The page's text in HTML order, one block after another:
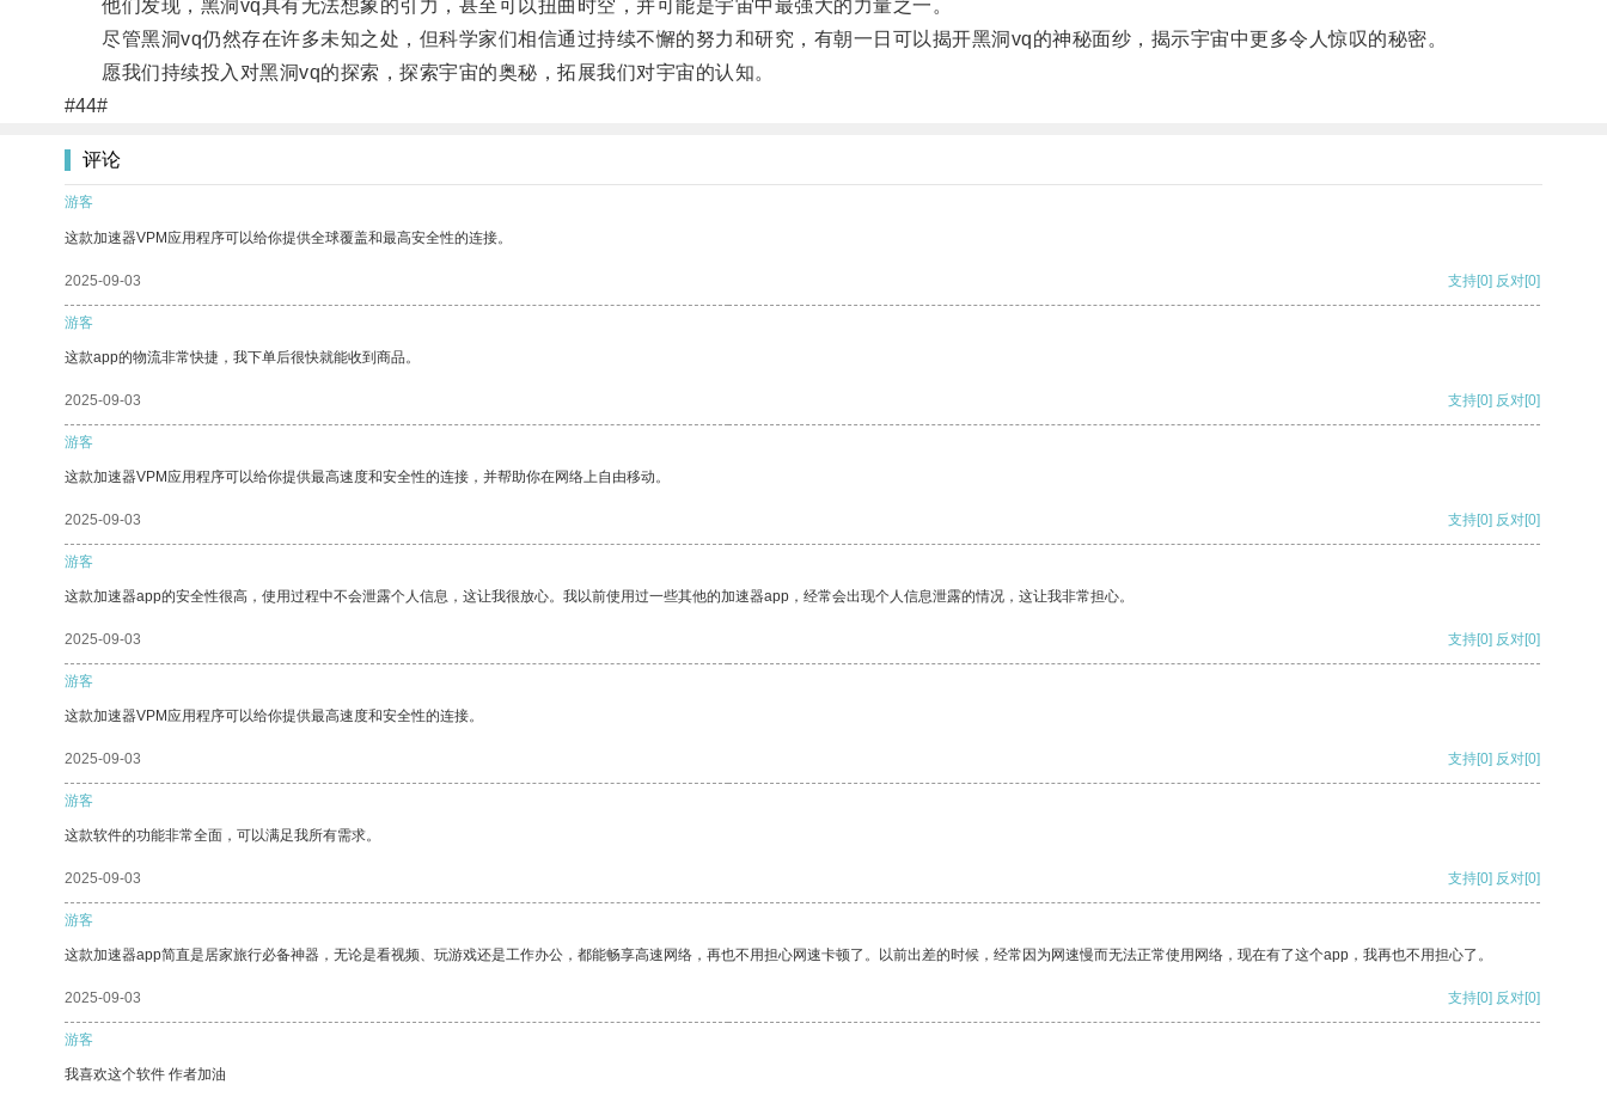
他们发现，黑洞vq具有无法想象的引力，甚至可以扭曲时空，并可能是宇宙中最强大的力量之一。
尽管黑洞vq仍然存在许多未知之处，但科学家们相信通过持续不懈的努力和研究，有朝一日可以揭开黑洞vq的神秘面纱，揭示宇宙中更多令人惊叹的秘密。
愿我们持续投入对黑洞vq的探索，探索宇宙的奥秘，拓展我们对宇宙的认知。
#44#
评论
游客
这款加速器VPM应用程序可以给你提供全球覆盖和最高安全性的连接。
2025-09-03 支持[0] 反对[0]
游客
这款app的物流非常快捷，我下单后很快就能收到商品。
2025-09-03 支持[0] 反对[0]
游客
这款加速器VPM应用程序可以给你提供最高速度和安全性的连接，并帮助你在网络上自由移动。
2025-09-03 支持[0] 反对[0]
游客
这款加速器app的安全性很高，使用过程中不会泄露个人信息，这让我很放心。我以前使用过一些其他的加速器app，经常会出现个人信息泄露的情况，这让我非常担心。
2025-09-03 支持[0] 反对[0]
游客
这款加速器VPM应用程序可以给你提供最高速度和安全性的连接。
2025-09-03 支持[0] 反对[0]
游客
这款软件的功能非常全面，可以满足我所有需求。
2025-09-03 支持[0] 反对[0]
游客
这款加速器app简直是居家旅行必备神器，无论是看视频、玩游戏还是工作办公，都能畅享高速网络，再也不用担心网速卡顿了。以前出差的时候，经常因为网速慢而无法正常使用网络，现在有了这个app，我再也不用担心了。
2025-09-03 支持[0] 反对[0]
游客
我喜欢这个软件 作者加油